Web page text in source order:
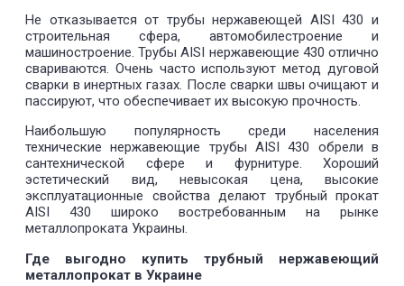
Не отказывается от трубы нержавеющей AISI 430 и
строительная сфера, автомобилестроение и
машиностроение. Трубы AISI нержавеющие 430 отлично
свариваются. Очень часто используют метод дуговой
сварки в инертных газах. После сварки швы очищают и
пассируют, что обеспечивает их высокую прочность.
Наибольшую популярность среди населения
технические нержавеющие трубы AISI 430 обрели в
сантехнической сфере и фурнитуре. Хороший
эстетический вид, невысокая цена, высокие
эксплуатационные свойства делают трубный прокат
AISI 430 широко востребованным на рынке
металлопроката Украины.
Где выгодно купить трубный нержавеющий
металлопрокат в Украине